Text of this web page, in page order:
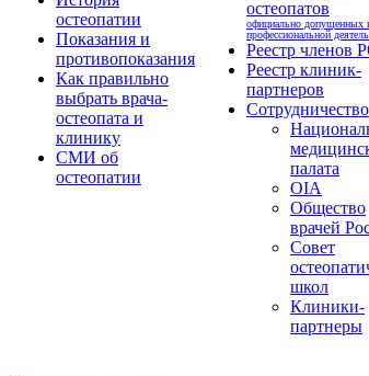
остеопатии
Показания и
противопоказания
Как правильно
выбрать врача-
остеопата и
клинику
СМИ об
остеопатии
остеопатов
официально допущенных
профессиональной
Реестр членов
Реестр клиник-
партнеров
Сотрудничество
палата
OIA
Общество
врачей
Совет
школ
Клиники-
партнеры